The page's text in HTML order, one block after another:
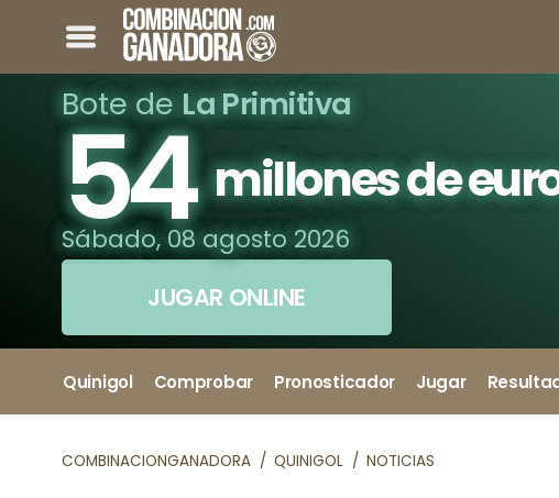
Bote de La Primitiva
54 millones de
Sábado, 08 agosto 2026
JUGAR ONLINE
Quinigol Comprobar Pronosticador Jugar
COMBINACIONGANADORA QUINIGOL NOTICIAS